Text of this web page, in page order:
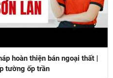
hoàn thiện bán ngoại thất |
tường ốp trần